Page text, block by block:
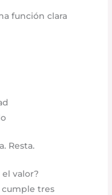
función clara
Resta.
valor?
cumple tres